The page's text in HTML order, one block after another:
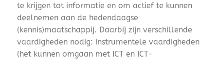
te krijgen tot informatie en om actief te kunnen
deelnemen aan de hedendaagse
(kennis)maatschappij. Daarbij zijn verschillende
vaardigheden nodig: instrumentele vaardigheden
(het kunnen omgaan met ICT en ICT-